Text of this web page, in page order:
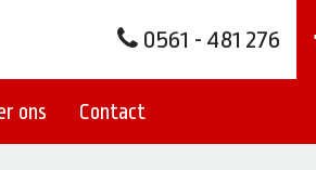
0561 - 481 276
ons Contact